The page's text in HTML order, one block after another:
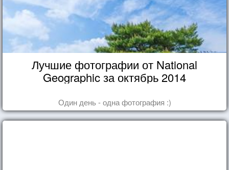
Лучшие фотографии от National
Geographic за октябрь 2014
Один день - одна фотография :)